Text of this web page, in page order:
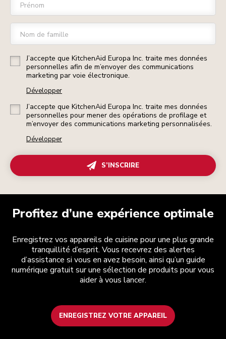
Prénom
Nom de famille
J’accepte que KitchenAid Europa Inc. traite mes données
personnelles afin de m’envoyer des communications
marketing par voie électronique.
Développer
J’accepte que KitchenAid Europa Inc. traite mes données
personnelles pour mener des opérations de profilage et
m’envoyer des communications marketing personnalisées.
Développer
S’INSCRIRE
Profitez d’une expérience optimale
Enregistrez vos appareils de cuisine pour une plus grande
tranquillité d’esprit. Vous recevrez des alertes
d’assistance si vous en avez besoin, ainsi qu’un guide
numérique gratuit sur une sélection de produits pour vous
aider à vous lancer.
ENREGISTREZ VOTRE APPAREIL